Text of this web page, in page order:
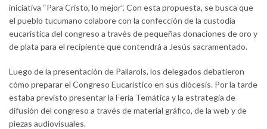
iniciativa “Para Cristo, lo mejor”. Con esta propuesta, se busca que
el pueblo tucumano colabore con la confección de la custodia
eucarística del congreso a través de pequeñas donaciones de oro y
de plata para el recipiente que contendrá a Jesús sacramentado.
Luego de la presentación de Pallarols, los delegados debatieron
cómo preparar el Congreso Eucarístico en sus diócesis. Por la tarde
estaba previsto presentar la Feria Temática y la estrategia de
difusión del congreso a través de material gráfico, de la web y de
piezas audiovisuales.